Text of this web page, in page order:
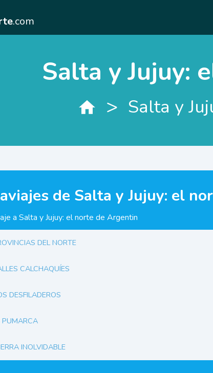
.com
Salta y Jujuy:
> Salta y
de Salta y Jujuy: el
a Salta y Jujuy: el norte de Argentin
del norte
Calchaquíes
desfiladeros
Pumarca
inolvidable